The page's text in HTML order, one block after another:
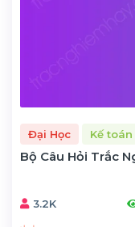
Đại Học Kế
Bộ Câu Hỏi Trắc
3.2K